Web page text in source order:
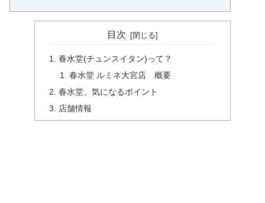
目次
春水堂(チュンスイタン)って？
春水堂 ルミネ大宮店 概要
春水堂、気になるポイント
店舗情報